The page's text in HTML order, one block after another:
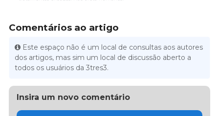
Comentários ao artigo
Este espaço não é um local de consultas aos autores
dos artigos, mas sim um local de discussão aberto a
todos os usuários da 3tres3.
Insira um novo comentário